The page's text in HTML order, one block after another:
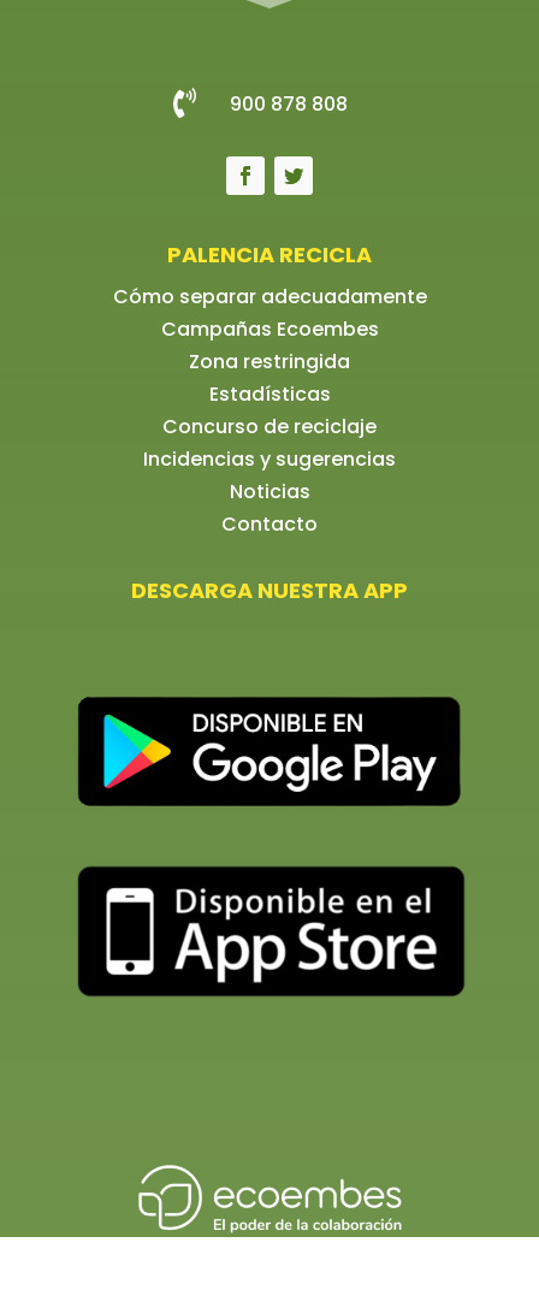
 900 878 808
PALENCIA RECICLA
Cómo separar adecuadamente
Campañas Ecoembes
Zona restringida
Estadísticas
Concurso de reciclaje
Incidencias y sugerencias
Noticias
Contacto
DESCARGA NUESTRA APP